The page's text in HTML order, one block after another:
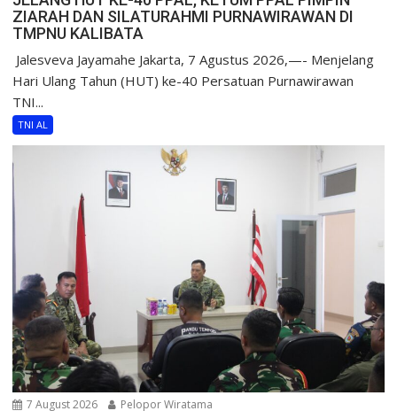
ZIARAH DAN SILATURAHMI PURNAWIRAWAN DI
TMPNU KALIBATA
​ Jalesveva Jayamahe Jakarta, 7 Agustus 2026,—- Menjelang
Hari Ulang Tahun (HUT) ke-40 Persatuan Purnawirawan
TNI...
TNI AL
7 August 2026 Pelopor Wiratama